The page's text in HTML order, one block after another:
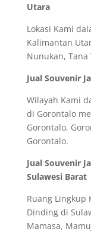
Utara
Lokasi Kami
Kalimantan
Nunukan,
Jual Souvenir
Wilayah Kami
di Gorontalo
Gorontalo,
Gorontalo.
Jual Souvenir
Sulawesi Barat
Ruang Lingkup
Dinding di
Mamasa,